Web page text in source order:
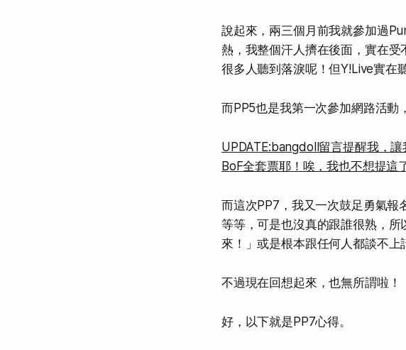
說起來，兩三個月前我就參加過
熱，我整個汗人擠在後面，實在
很多人聽到落淚呢！但Y!Live實在
而PP5也是我第一次參加網路活動
UPDATE:bangdoll留言提醒我，
BoF全套票耶！唉，我也不想提
而這次PP7，我又一次鼓足勇氣
等等，可是也沒真的跟誰很熟，所
來！」或是根本跟任何人都談不上
不過現在回想起來，也無所謂啦！
好，以下就是PP7心得。